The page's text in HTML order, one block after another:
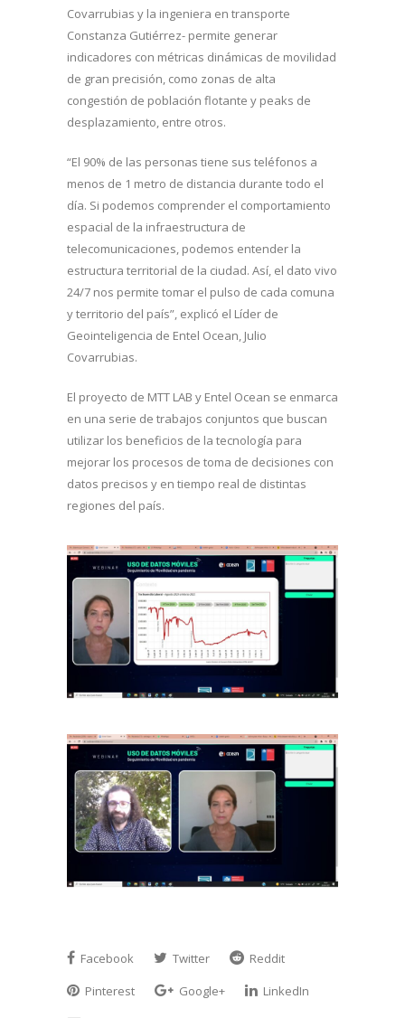
Covarrubias y la ingeniera en transporte
Constanza Gutiérrez- permite generar
indicadores con métricas dinámicas de movilidad
de gran precisión, como zonas de alta
congestión de población flotante y peaks de
desplazamiento, entre otros.
“El 90% de las personas tiene sus teléfonos a
menos de 1 metro de distancia durante todo el
día. Si podemos comprender el comportamiento
espacial de la infraestructura de
telecomunicaciones, podemos entender la
estructura territorial de la ciudad. Así, el dato vivo
24/7 nos permite tomar el pulso de cada comuna
y territorio del país”, explicó el Líder de
Geointeligencia de Entel Ocean, Julio
Covarrubias.
El proyecto de MTT LAB y Entel Ocean se enmarca
en una serie de trabajos conjuntos que buscan
utilizar los beneficios de la tecnología para
mejorar los procesos de toma de decisiones con
datos precisos y en tiempo real de distintas
regiones del país.
Facebook Twitter
Reddit
Pinterest
Google+
LinkedIn